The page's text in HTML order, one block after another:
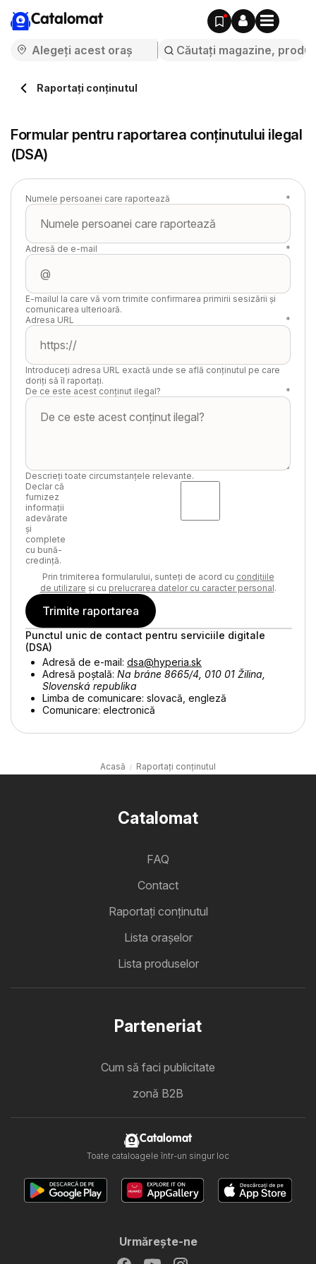
Catalomat
Raportați conținutul
Formular pentru raportarea conținutului ilegal
(DSA)
Numele persoanei care raportează *
Adresă de e-mail *
E-mailul la care vă vom trimite confirmarea primirii sesizării și
comunicarea ulterioară.
Adresa URL
*
Introduceți adresa URL exactă unde se află conținutul pe care
doriți să îl raportați.
De ce este acest conținut ilegal?
*
Descrieți toate circumstanțele relevante.
Declar că
furnizez
informații
adevărate
și
complete
cu bună-
credință.
Prin trimiterea formularului, sunteți de acord cu condițiile
de utilizare și cu prelucrarea datelor cu caracter personal.
Trimite raportarea
Punctul unic de contact pentru serviciile digitale
(DSA)
Adresă de e-mail: dsa@hyperia.sk
Adresă poștală: Na bráne 8665/4, 010 01 Žilina,
Slovenská republika
Limba de comunicare: slovacă, engleză
Comunicare: electronică
Acasă Raportați conținutul
Catalomat
FAQ
Contact
Raportați conținutul
Lista oraşelor
Lista produselor
Parteneriat
Cum să faci publicitate
zonă B2B
Catalomat
Toate cataloagele într-un singur loc
Urmăreşte-ne